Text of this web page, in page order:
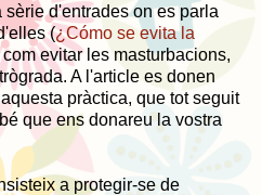
d'entrades on es parla
(¿Cómo se evita la
evitar les masturbacions,
A l'article es donen
pràctica, que tot seguit
que ens donareu la vostra
a protegir-se de